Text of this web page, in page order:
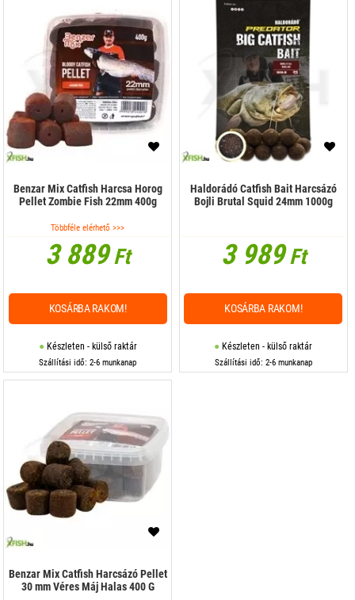
Benzar Mix Catfish Harcsa Horog
Pellet Zombie Fish 22mm 400g
Többféle elérhető >>>
3 889Ft
Készleten - külső raktár
Szállítási idő: 2-6 munkanap
KOSÁRBA RAKOM!
Haldorádó Catfish Bait Harcsázó
Bojli Brutal Squid 24mm 1000g
3 989Ft
Készleten - külső raktár
Szállítási idő: 2-6 munkanap
KOSÁRBA RAKOM!
Benzar Mix Catfish Harcsázó Pellet
30 mm Véres Máj Halas 400 G